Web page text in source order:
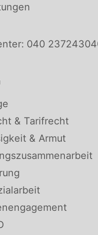
040
& Tarifrecht
& Armut